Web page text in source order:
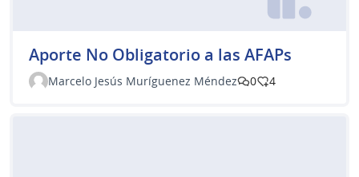
Aporte No Obligatorio a las AFAPs
Marcelo Jesús Muríguenez Méndez 0 4